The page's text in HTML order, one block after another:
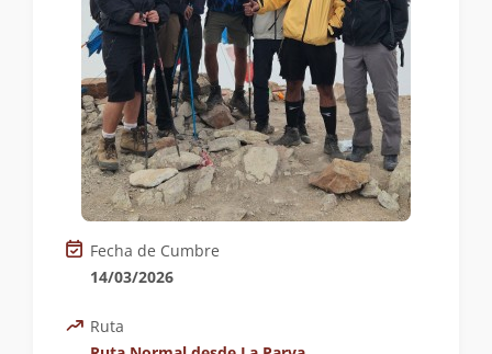
Fecha de Cumbre
14/03/2026
Ruta